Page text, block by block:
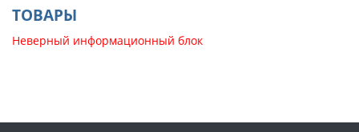
ТОВАРЫ
Неверный информационный блок